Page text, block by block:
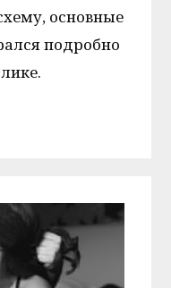
основные
подробно